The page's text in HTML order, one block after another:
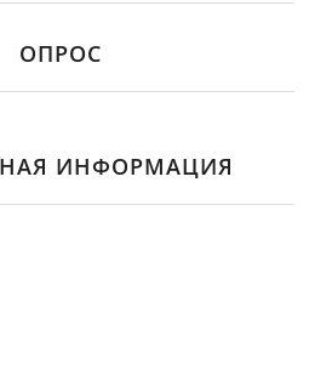
ОПРОС
ИНФОРМАЦИЯ